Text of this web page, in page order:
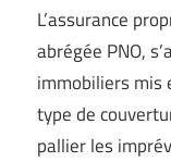
L’assurance
abrégée PNO,
immobiliers mis
type de
pallier les